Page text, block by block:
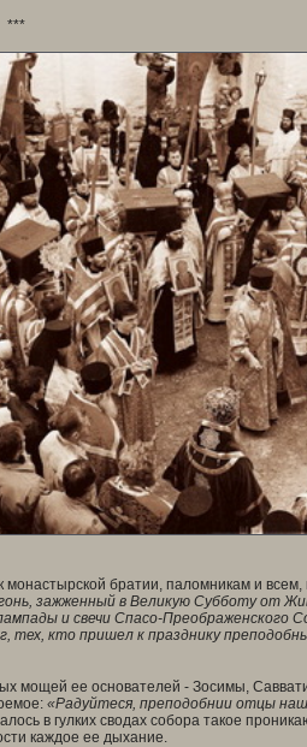
***
монастырской братии, паломникам и
зажженный в Великую Субботу от
и свечи Спасо-Преображенского
кто пришел к празднику
мощей ее основателей - Зосимы,
«Радуйтеся, преподобнии отцы
в гулких сводах собора такое
каждое ее дыхание.